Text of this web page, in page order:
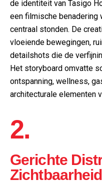
de identiteit van Tasigo
een filmische benadering
centraal stonden. De
vloeiende bewegingen,
detailshots die de
Het storyboard omvatte
ontspanning, wellness,
architecturale elementen
2.
Gerichte
Zichtbaarheid